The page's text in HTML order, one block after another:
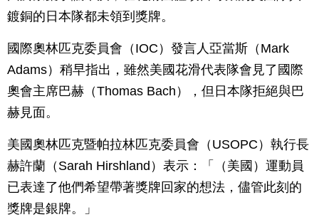
鍍銅的日本隊都未領到獎牌。
國際奧林匹克委員會（IOC）發言人亞當斯（Mark
Adams）稍早指出，雖然美國花滑代表隊會見了國際
奧會主席巴赫（Thomas Bach），但日本隊拒絕與巴
赫見面。
美國奧林匹克暨帕拉林匹克委員會（USOPC）執行長
赫許蘭（Sarah Hirshland）表示：「（美國）運動員
已表達了他們希望帶著獎牌回家的想法，儘管此刻的
獎牌是銀牌。」